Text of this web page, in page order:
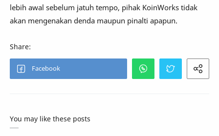
lebih awal sebelum jatuh tempo, pihak KoinWorks tidak
akan mengenakan denda maupun pinalti apapun.
You may like these posts